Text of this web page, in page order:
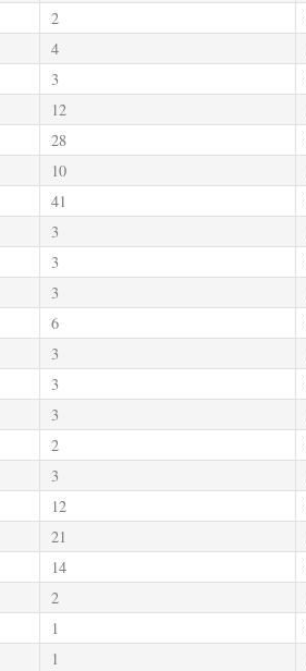
2
4
3
12
28
10
41
3
3
3
6
3
3
3
2
3
12
21
14
2
1
1